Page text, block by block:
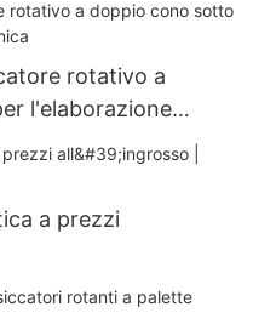
rotativo a
l'elaborazione
a prezzi